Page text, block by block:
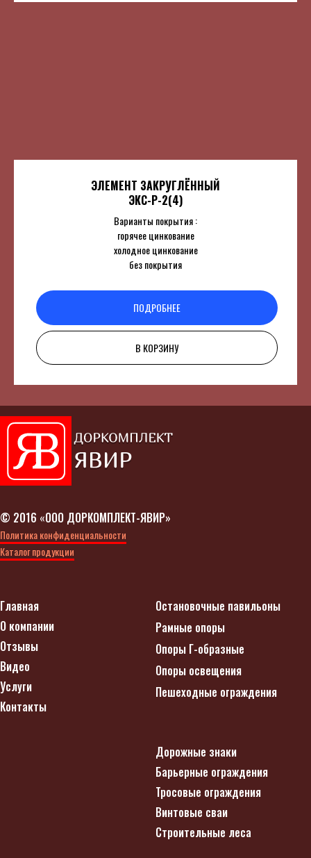
ЭЛЕМЕНТ ЗАКРУГЛЁННЫЙ
ЭКС-Р-2(4)
Варианты покрытия :
горячее цинкование
холодное цинкование
без покрытия
ПОДРОБНЕЕ
В КОРЗИНУ
© 2016 «ООО ДОРКОМПЛЕКТ-ЯВИР»
Политика конфиденциальности
Каталог продукции
Главная
О компании
Отзывы
Видео
Услуги
Контакты
Остановочные павильоны
Рамные опоры
Опоры Г-образные
Опоры освещения
Пешеходные ограждения
Дорожные знаки
Барьерные ограждения
Тросовые ограждения
Винтовые сваи
Строительные леса